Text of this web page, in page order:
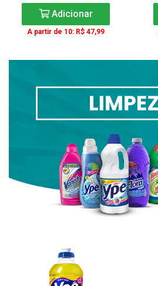
Adicionar
A partir de 10: R$ 47,99